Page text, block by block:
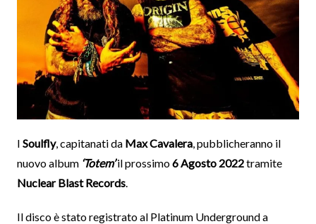
I Soulfly, capitanati da Max Cavalera, pubblicheranno il
nuovo album ‘Totem’il prossimo6 Agosto 2022tramite
Nuclear Blast Records.
Il disco è stato registrato al Platinum Underground a